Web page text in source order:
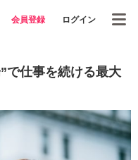
会員登録 ログイン
で仕事を続ける最大